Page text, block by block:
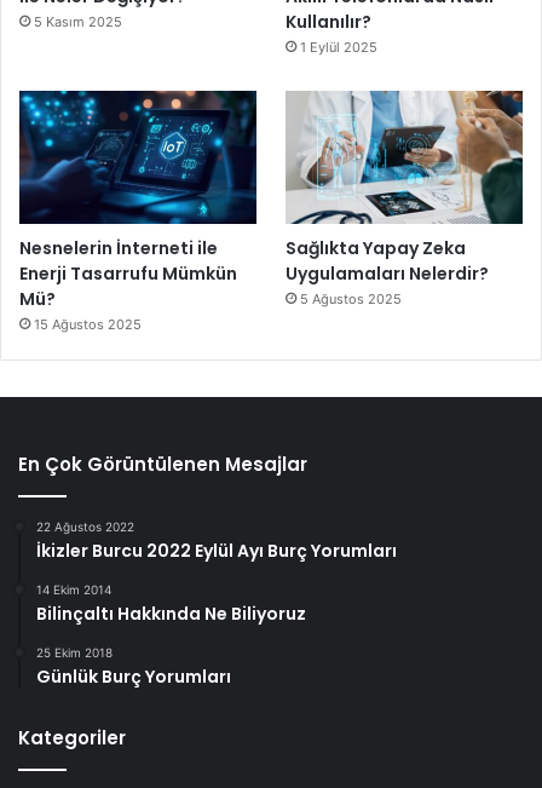
5 Kasım 2025
Kullanılır?
1 Eylül 2025
Nesnelerin İnterneti ile
Enerji Tasarrufu Mümkün
Mü?
15 Ağustos 2025
Sağlıkta Yapay Zeka
Uygulamaları Nelerdir?
5 Ağustos 2025
En Çok Görüntülenen Mesajlar
22 Ağustos 2022
İkizler Burcu 2022 Eylül Ayı Burç Yorumları
14 Ekim 2014
Bilinçaltı Hakkında Ne Biliyoruz
25 Ekim 2018
Günlük Burç Yorumları
Kategoriler